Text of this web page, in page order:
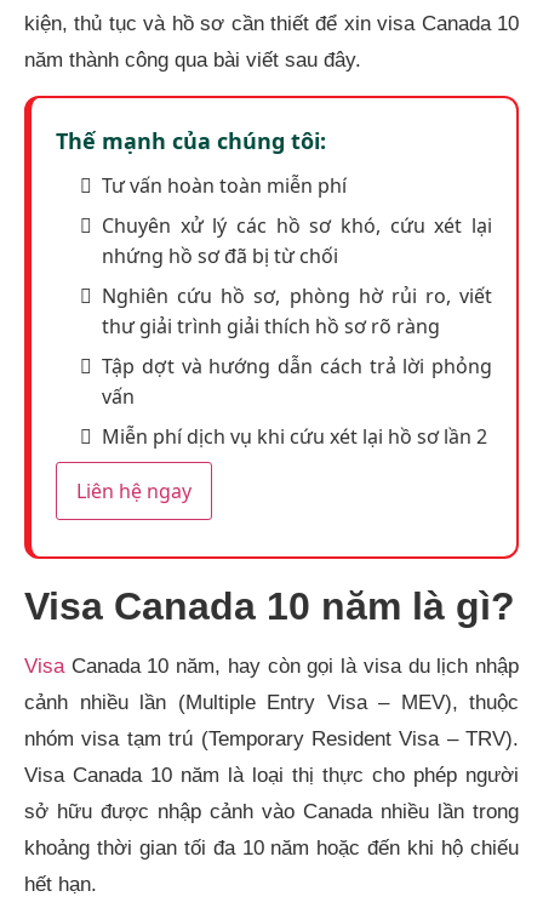
kiện, thủ tục và hồ sơ cần thiết để xin visa Canada 10
năm thành công qua bài viết sau đây.
Thế mạnh của chúng tôi:
Tư vấn hoàn toàn miễn phí
Chuyên xử lý các hồ sơ khó, cứu xét lại
nhứng hồ sơ đã bị từ chối
Nghiên cứu hồ sơ, phòng hờ rủi ro, viết
thư giải trình giải thích hồ sơ rõ ràng
Tập dợt và hướng dẫn cách trả lời phỏng
vấn
Miễn phí dịch vụ khi cứu xét lại hồ sơ lần 2
Liên hệ ngay
Visa Canada 10 năm là gì?
VisaCanada 10 năm, hay còn gọi là visa du lịch nhập
cảnh nhiều lần (Multiple Entry Visa – MEV), thuộc
nhóm visa tạm trú (Temporary Resident Visa – TRV).
Visa Canada 10 năm là loại thị thực cho phép người
sở hữu được nhập cảnh vào Canada nhiều lần trong
khoảng thời gian tối đa 10 năm hoặc đến khi hộ chiếu
hết hạn.